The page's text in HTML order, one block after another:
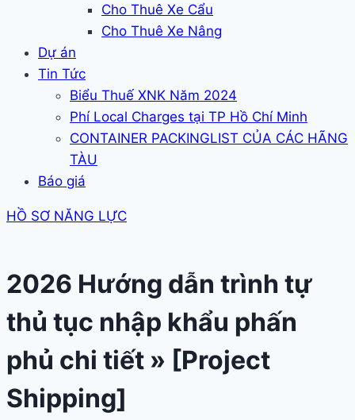
Cho Thuê Xe Cẩu
Cho Thuê Xe Nâng
Dự án
Tin Tức
Biểu Thuế XNK Năm 2024
Phí Local Charges tại TP Hồ Chí Minh
CONTAINER PACKINGLIST CỦA CÁC HÃNG
TÀU
Báo giá
HỒ SƠ NĂNG LỰC
2026 Hướng dẫn trình tự
thủ tục nhập khẩu phấn
phủ chi tiết » [Project
Shipping]